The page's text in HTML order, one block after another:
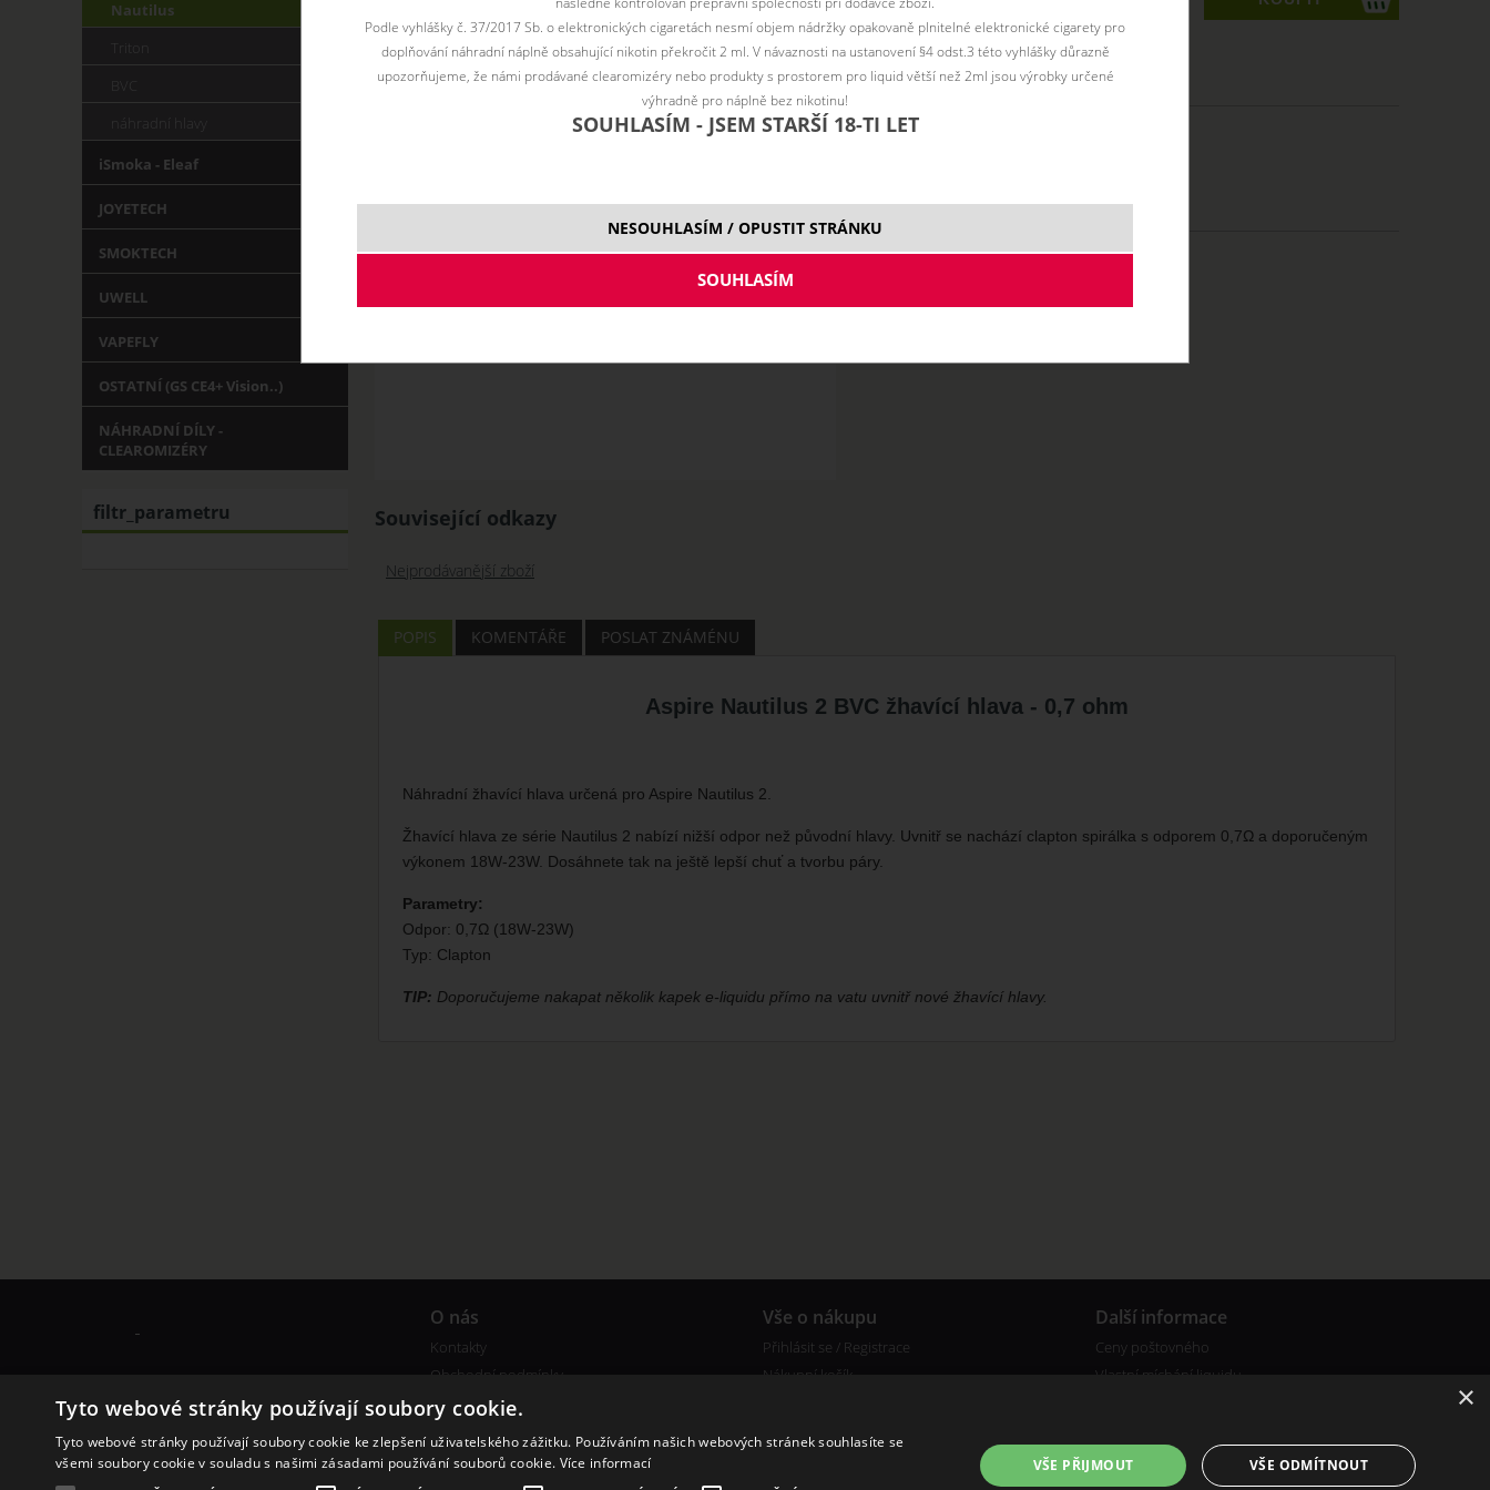
Související odkazy
Nejprodávanější zboží
POPIS KOMENTÁŘE POSLAT ZNÁMÉNU
Aspire Nautilus 2 BVC žhavící hlava - 0,7 ohm
Náhradní žhavící hlava určená pro Aspire Nautilus 2.
Žhavící hlava ze série Nautilus 2 nabízí nižší odpor než původní hlavy. Uvnitř se nachází clapton spirálka s odporem 0,7Ω a doporučeným
výkonem 18W-23W. Dosáhnete tak na ještě lepší chuť a tvorbu páry.
Parametry:
Odpor: 0,7Ω (18W-23W)
Typ: Clapton
TIP: Doporučujeme nakapat několik kapek e-liquidu přímo na vatu uvnitř nové žhavící hlavy.
Nautilus
Triton
iSmoka - Eleaf
JOYETECH
SMOKTECH
UWELL
VAPEFLY
OSTATNÍ (GS CE4+ Vision..)
NÁHRADNÍ DÍLY -
CLEAROMIZÉRY
filtr_parametru
O nás
Kontakty
Obchodní podmínky
Vše o nákupu
Přihlásit se / Registrace
Nákupní košík
Další informace
Ceny poštovného
Vlastní míchání liquidu
Podle vyhlášky č. 37/2017 Sb. o elektronických cigaretách nesmí objem nádržky opakovaně plnitelné elektronické cigarety pro
doplňování náhradní náplně obsahující nikotin překročit 2 ml. V návaznosti na ustanovení §4 odst.3 této vyhlášky důrazně
upozorňujeme, že námi prodávané clearomizéry nebo produkty s prostorem pro liquid větší než 2ml jsou výrobky určené
výhradně pro náplně bez nikotinu!
SOUHLASÍM - JSEM STARŠÍ 18-TI LET
NESOUHLASÍM / OPUSTIT STRÁNKU
×
Tyto webové stránky používají soubory cookie.
Tyto webové stránky používají soubory cookie ke zlepšení uživatelského zážitku. Používáním našich webových stránek souhlasíte se
všemi soubory cookie v souladu s našimi zásadami používání souborů cookie. Více informací
VŠE PŘIJMOUT VŠE ODMÍTNOUT